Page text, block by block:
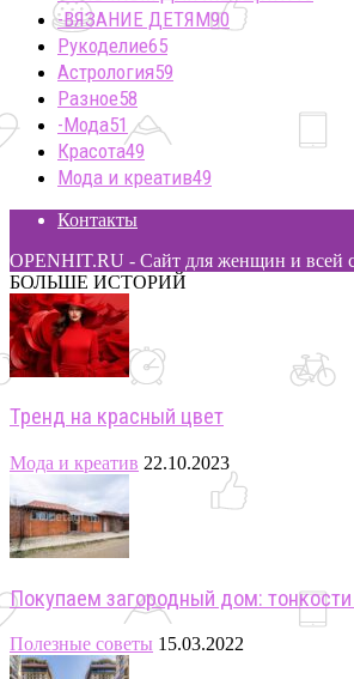
-ВЯЗАНИЕ ДЕТЯМ90
Рукоделие65
Астрология59
Разное58
-Мода51
Красота49
Мода и креатив49
Контакты
OPENHIT.RU - Сайт для женщин и всей
БОЛЬШЕ ИСТОРИЙ
Тренд на красный цвет
Мода и креатив 22.10.2023
Покупаем загородный дом:
Полезные советы 15.03.2022